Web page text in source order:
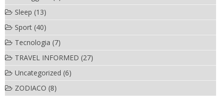
Sleep (13)
Sport (40)
Tecnologia (7)
TRAVEL INFORMED (27)
Uncategorized (6)
ZODIACO (8)